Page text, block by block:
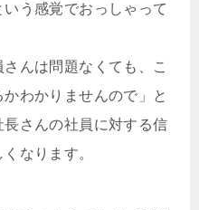
う感覚でおっしゃって
んは問題なくても、こ
わかりませんので」と
さんの社員に対する信
なります。